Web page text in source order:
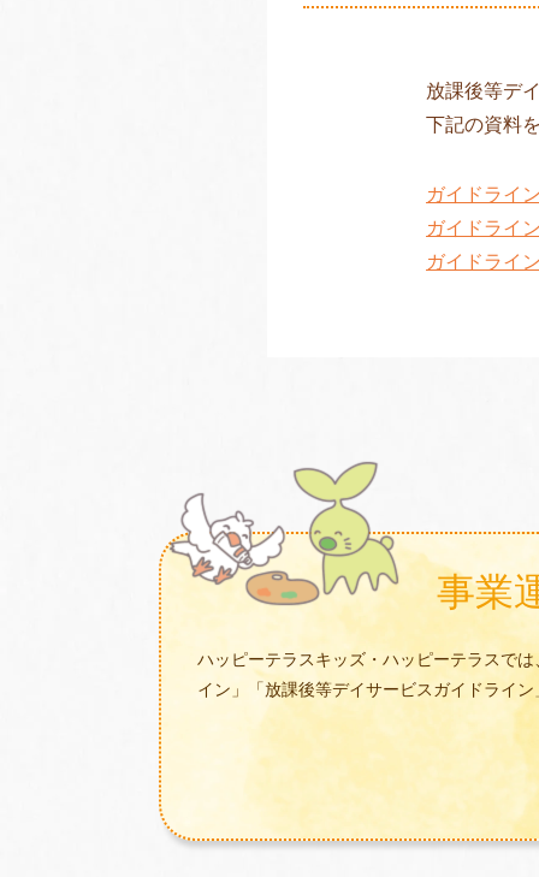
放課後等デ
下記の資料
ガイドライ
ガイドライ
ガイドライ
事業
ハッピーテラスキッズ・ハッピーテラスで
イン」「放課後等デイサービスガイドライ